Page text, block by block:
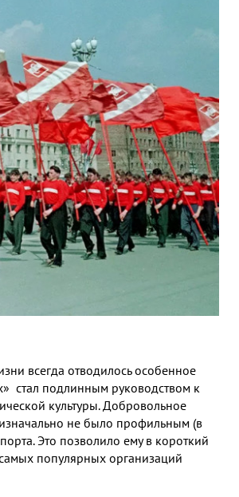
всегда отводилось особенное
стал подлинным руководством к
культуры.Добровольное
изначально не было профильным (в
.Это позволило ему в короткий
популярных организаций